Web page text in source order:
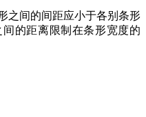
之间的间距应小于各别条形
的距离限制在条形宽度的